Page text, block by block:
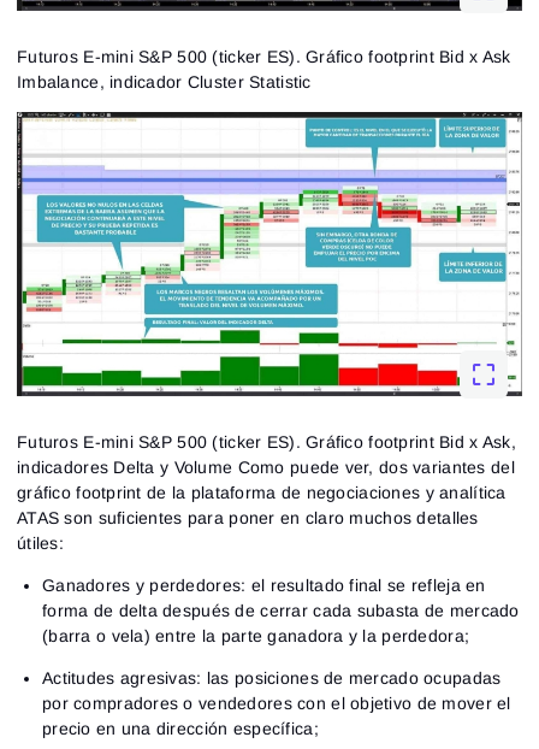
Futuros E-mini S&P 500 (ticker ES). Gráfico footprint Bid x Ask
Imbalance, indicador Cluster Statistic
Futuros E-mini S&P 500 (ticker ES). Gráfico footprint Bid x Ask,
indicadores Delta y Volume Como puede ver, dos variantes del
gráfico footprint de la plataforma de negociaciones y analítica
ATAS son suficientes para poner en claro muchos detalles
útiles:
Ganadores y perdedores: el resultado final se refleja en
forma de delta después de cerrar cada subasta de mercado
(barra o vela) entre la parte ganadora y la perdedora;
Actitudes agresivas: las posiciones de mercado ocupadas
por compradores o vendedores con el objetivo de mover el
precio en una dirección específica;